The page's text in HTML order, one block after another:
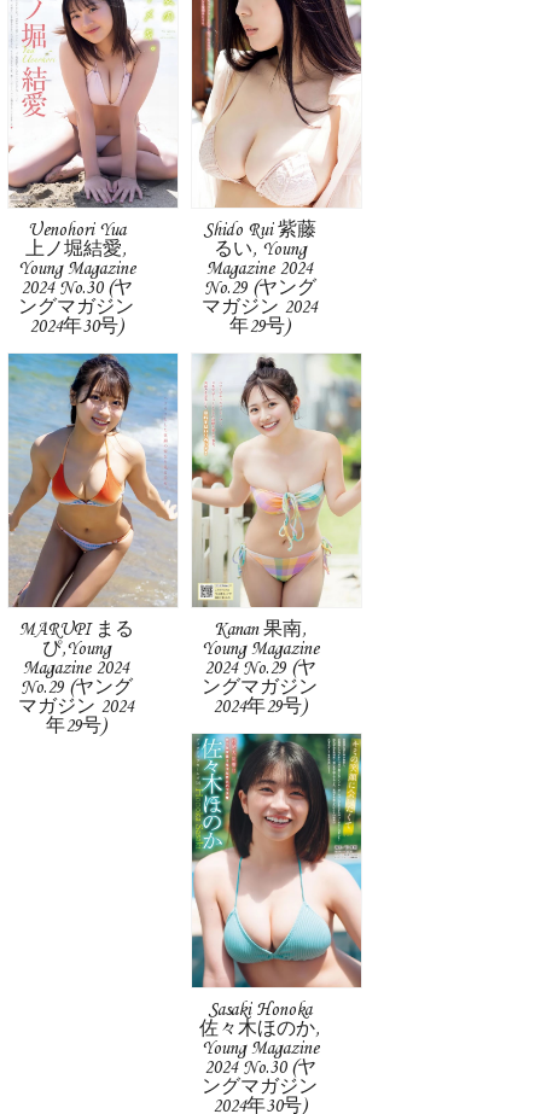
Uenohori Yua
上ノ堀結愛,
Young Magazine
2024 No.30 (ヤ
ングマガジン
2024年30号)
Shido Rui 紫藤
るい, Young
Magazine 2024
No.29 (ヤング
マガジン 2024
年29号)
MARUPI まる
ぴ,Young
Magazine 2024
No.29 (ヤング
マガジン 2024
年29号)
Kanan 果南,
Young Magazine
2024 No.29 (ヤ
ングマガジン
2024年29号)
Sasaki Honoka
佐々木ほのか,
Young Magazine
2024 No.30 (ヤ
ングマガジン
2024年30号)